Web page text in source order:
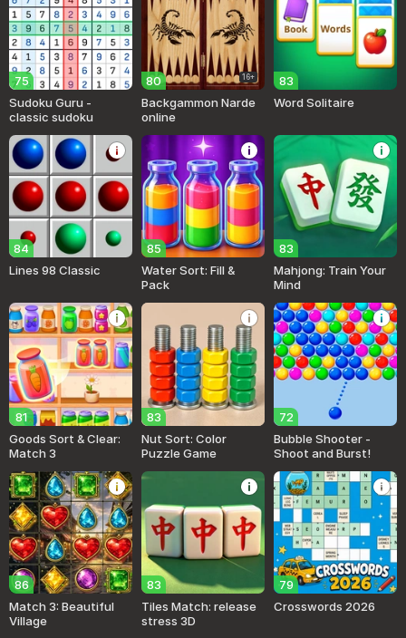
75
Sudoku Guru -
classic sudoku
80 16+
Backgammon Narde
online
83
Word Solitaire
84
Lines 98 Classic
85
Water Sort: Fill &
Pack
83
Mahjong: Train Your
Mind
81
Goods Sort & Clear:
Match 3
83
Nut Sort: Color
Puzzle Game
72
Bubble Shooter -
Shoot and Burst!
86
Match 3: Beautiful
Village
83
Tiles Match: release
stress 3D
79
Crosswords 2026